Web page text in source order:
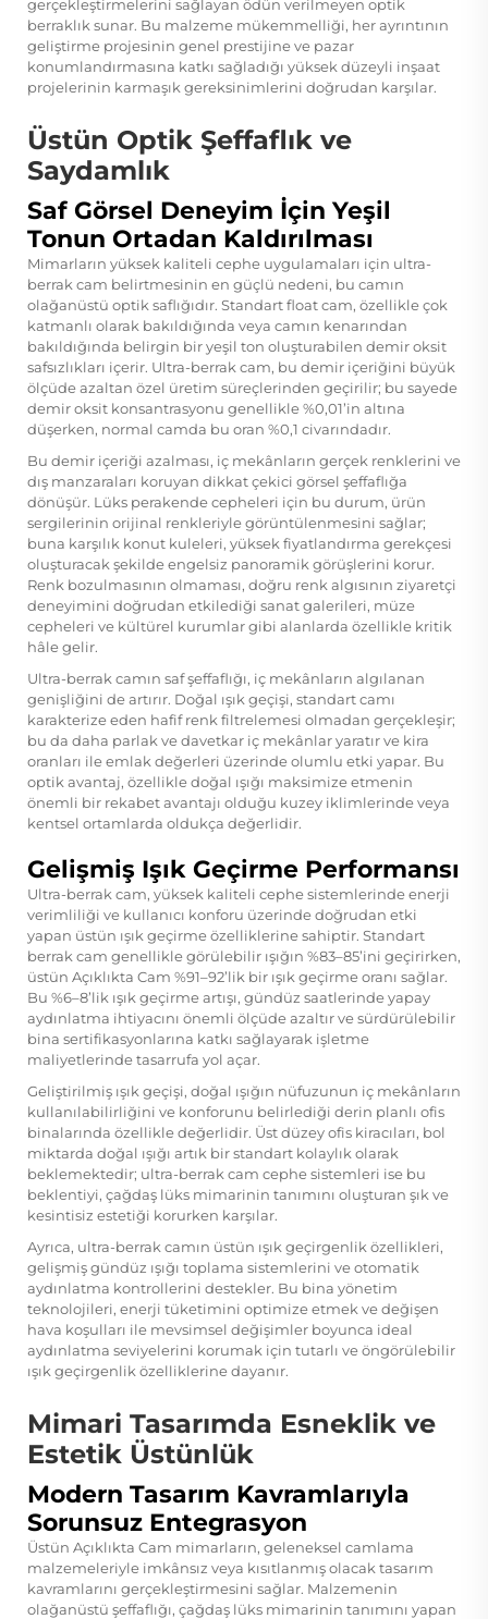
gerçekleştirmelerini sağlayan ödün verilmeyen optik
berraklık sunar. Bu malzeme mükemmelliği, her ayrıntının
geliştirme projesinin genel prestijine ve pazar
konumlandırmasına katkı sağladığı yüksek düzeyli inşaat
projelerinin karmaşık gereksinimlerini doğrudan karşılar.
Üstün Optik Şeffaflık ve
Saydamlık
Saf Görsel Deneyim İçin Yeşil
Tonun Ortadan Kaldırılması
Mimarların yüksek kaliteli cephe uygulamaları için ultra-
berrak cam belirtmesinin en güçlü nedeni, bu camın
olağanüstü optik saflığıdır. Standart float cam, özellikle çok
katmanlı olarak bakıldığında veya camın kenarından
bakıldığında belirgin bir yeşil ton oluşturabilen demir oksit
safsızlıkları içerir. Ultra-berrak cam, bu demir içeriğini büyük
ölçüde azaltan özel üretim süreçlerinden geçirilir; bu sayede
demir oksit konsantrasyonu genellikle %0,01’in altına
düşerken, normal camda bu oran %0,1 civarındadır.
Bu demir içeriği azalması, iç mekânların gerçek renklerini ve
dış manzaraları koruyan dikkat çekici görsel şeffaflığa
dönüşür. Lüks perakende cepheleri için bu durum, ürün
sergilerinin orijinal renkleriyle görüntülenmesini sağlar;
buna karşılık konut kuleleri, yüksek fiyatlandırma gerekçesi
oluşturacak şekilde engelsiz panoramik görüşlerini korur.
Renk bozulmasının olmaması, doğru renk algısının ziyaretçi
deneyimini doğrudan etkilediği sanat galerileri, müze
cepheleri ve kültürel kurumlar gibi alanlarda özellikle kritik
hâle gelir.
Ultra-berrak camın saf şeffaflığı, iç mekânların algılanan
genişliğini de artırır. Doğal ışık geçişi, standart camı
karakterize eden hafif renk filtrelemesi olmadan gerçekleşir;
bu da daha parlak ve davetkar iç mekânlar yaratır ve kira
oranları ile emlak değerleri üzerinde olumlu etki yapar. Bu
optik avantaj, özellikle doğal ışığı maksimize etmenin
önemli bir rekabet avantajı olduğu kuzey iklimlerinde veya
kentsel ortamlarda oldukça değerlidir.
Gelişmiş Işık Geçirme Performansı
Ultra-berrak cam, yüksek kaliteli cephe sistemlerinde enerji
verimliliği ve kullanıcı konforu üzerinde doğrudan etki
yapan üstün ışık geçirme özelliklerine sahiptir. Standart
berrak cam genellikle görülebilir ışığın %83–85’ini geçirirken,
üstün Açıklıkta Cam %91–92’lik bir ışık geçirme oranı sağlar.
Bu %6–8’lik ışık geçirme artışı, gündüz saatlerinde yapay
aydınlatma ihtiyacını önemli ölçüde azaltır ve sürdürülebilir
bina sertifikasyonlarına katkı sağlayarak işletme
maliyetlerinde tasarrufa yol açar.
Geliştirilmiş ışık geçişi, doğal ışığın nüfuzunun iç mekânların
kullanılabilirliğini ve konforunu belirlediği derin planlı ofis
binalarında özellikle değerlidir. Üst düzey ofis kiracıları, bol
miktarda doğal ışığı artık bir standart kolaylık olarak
beklemektedir; ultra-berrak cam cephe sistemleri ise bu
beklentiyi, çağdaş lüks mimarinin tanımını oluşturan şık ve
kesintisiz estetiği korurken karşılar.
Ayrıca, ultra-berrak camın üstün ışık geçirgenlik özellikleri,
gelişmiş gündüz ışığı toplama sistemlerini ve otomatik
aydınlatma kontrollerini destekler. Bu bina yönetim
teknolojileri, enerji tüketimini optimize etmek ve değişen
hava koşulları ile mevsimsel değişimler boyunca ideal
aydınlatma seviyelerini korumak için tutarlı ve öngörülebilir
ışık geçirgenlik özelliklerine dayanır.
Mimari Tasarımda Esneklik ve
Estetik Üstünlük
Modern Tasarım Kavramlarıyla
Sorunsuz Entegrasyon
Üstün Açıklıkta Cam mimarların, geleneksel camlama
malzemeleriyle imkânsız veya kısıtlanmış olacak tasarım
kavramlarını gerçekleştirmesini sağlar. Malzemenin
olağanüstü şeffaflığı, çağdaş lüks mimarinin tanımını yapan